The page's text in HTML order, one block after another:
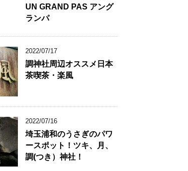
UN GRAND PAS アング
ランパ
2022/07/17
調神社周辺オススメ日本
茶喫茶・楽風
2022/07/16
埼玉浦和のうさぎのパワ
ースポット！ツキ、月、
調(つき）神社！